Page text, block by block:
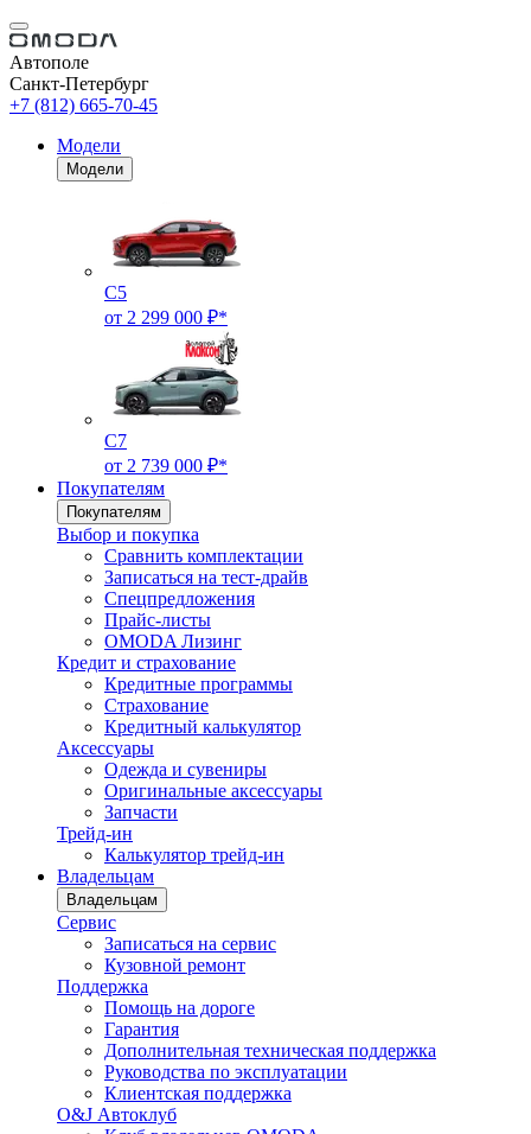
Автополе
Санкт-Петербург
+7 (812) 665-70-45
Модели
Модели
C5
от 2 299 000 ₽*
C7
от 2 739 000 ₽*
Покупателям
Покупателям
Выбор и покупка
Сравнить комплектации
Записаться на тест-драйв
Cпецпредложения
Прайс-листы
OMODA Лизинг
Кредит и страхование
Кредитные программы
Страхование
Кредитный калькулятор
Аксессуары
Одежда и сувениры
Оригинальные аксессуары
Запчасти
Трейд-ин
Калькулятор трейд-ин
Владельцам
Владельцам
Сервис
Записаться на сервис
Кузовной ремонт
Поддержка
Помощь на дороге
Гарантия
Дополнительная техническая поддержка
Руководства по эксплуатации
Клиентская поддержка
O&J Автоклуб